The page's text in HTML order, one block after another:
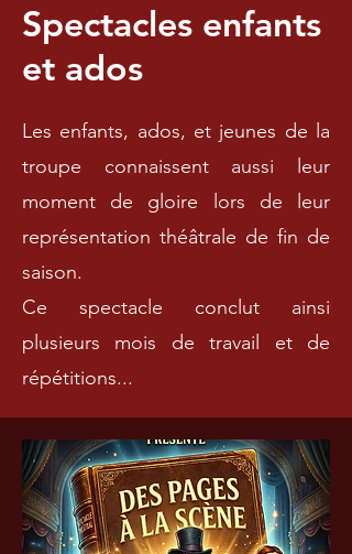
Spectacles enfants
et ados
Les enfants, ados, et jeunes de la
troupe connaissent aussi leur
moment de gloire lors de leur
représentation théâtrale de fin de
saison.
Ce spectacle conclut ainsi
plusieurs mois de travail et de
répétitions...